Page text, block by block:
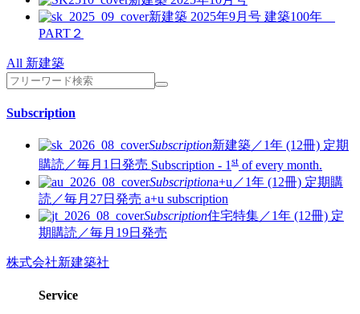
新建築 2025年9月号 建築100年
PART２
All 新建築
Subscription
Subscription新建築／1年 (12冊) 定期
購読／毎月1日発売 Subscription - 1 st of every month.
Subscriptiona+u／1年 (12冊) 定期購
読／毎月27日発売 a+u subscription
Subscription住宅特集／1年 (12冊) 定
期購読／毎月19日発売
株式会社新建築社
Service